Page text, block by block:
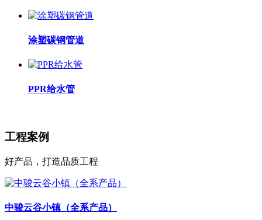
涂塑碳钢管道
PPR给水管
工程案例
好产品，打造品质工程
中骏云谷小镇（全系产品）